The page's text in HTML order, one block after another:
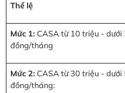
Thể lệ
Mức 1: CASA từ 10 triệu - dưới
đồng/tháng
Mức 2: CASA từ 30 triệu - dưới
đồng/tháng: